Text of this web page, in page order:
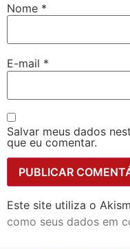
Nome *
E-mail *
Salvar meus dados
que eu comentar.
Este site utiliza o
como seus dados em